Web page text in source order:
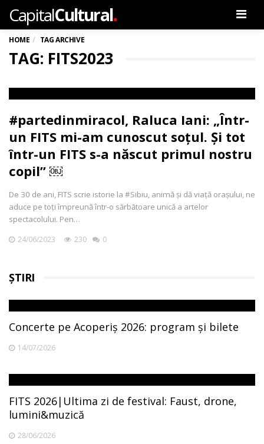
CapitalCultural.
HOME TAG ARCHIVE
TAG: FITS2023
#partedinmiracol, Raluca Iani: „Într-
un FITS mi-am cunoscut soțul. Și tot
într-un FITS s-a născut primul nostru
copil” ￼
De 30 de ani, FITS scrie istorie la #Sibiu, animă și dă viață orașului, ne
aduce pe toți împreună într-o sărbătoare unică a artelor
spectacolului. Pen…
24/06/2023 230 0
ȘTIRI
Concerte pe Acoperiș 2026: program și bilete
14/07/2026
FITS 2026|Ultima zi de festival: Faust, drone,
lumini&muzică
28/06/2026